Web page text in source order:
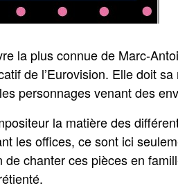
la plus connue de Marc-
de l’Eurovision. Elle doit
personnages venant des
la matière des
les offices, ce sont ici
chanter ces pièces en